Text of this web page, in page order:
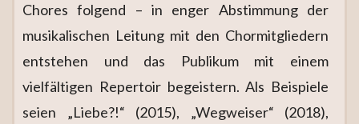
Chores folgend – in enger Abstimmung der
musikalischen Leitung mit den Chormitgliedern
entstehen und das Publikum mit einem
vielfältigen Repertoir begeistern. Als Beispiele
seien „Liebe?!“ (2015), „Wegweiser“ (2018),